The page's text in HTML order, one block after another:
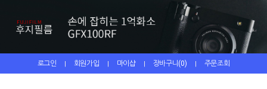
로그인 | 회원가입 | 마이샵 | 장바구니(0) | 주문조회